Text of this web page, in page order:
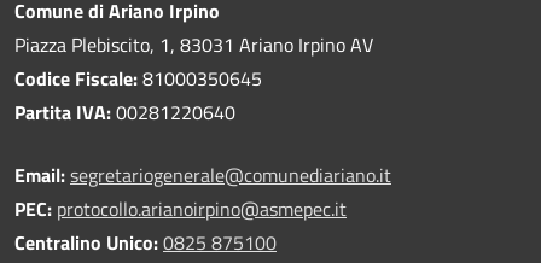
Comune di Ariano Irpino
Piazza Plebiscito, 1, 83031 Ariano Irpino AV
Codice Fiscale:81000350645
Partita IVA:00281220640
Email:segretariogenerale@comunediariano.it
PEC: protocollo.arianoirpino@asmepec.it
Centralino Unico:0825 875100